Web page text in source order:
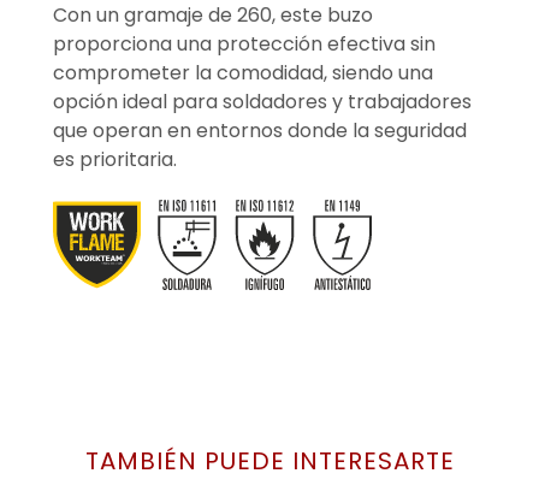
Con un gramaje de 260, este buzo
proporciona una protección efectiva sin
comprometer la comodidad, siendo una
opción ideal para soldadores y trabajadores
que operan en entornos donde la seguridad
es prioritaria.
TAMBIÉN PUEDE INTERESARTE